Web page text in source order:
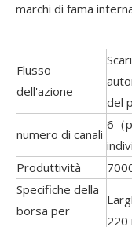
marchi di fama
Flusso
dell'azione
del
numero di canali
6（
Produttività
Specifiche della
borsa per
220